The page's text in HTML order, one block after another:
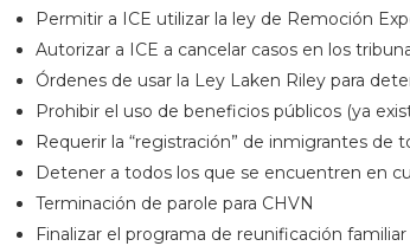
Permitir a ICE utilizar la ley de Remoción
Autorizar a ICE a cancelar casos en los
Órdenes de usar la Ley Laken Riley para
Prohibir el uso de beneficios públicos (ya
Requerir la “registración” de inmigrantes de
Detener a todos los que se encuentren en
Terminación de parole para CHVN
Finalizar el programa de reunificación familiar